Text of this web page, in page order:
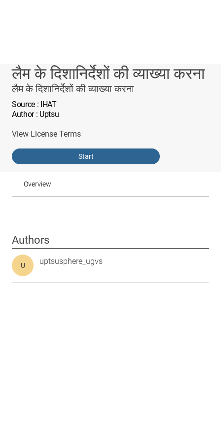
लैम के दिशानिर्देशों की व्याख्या करना
लैम के दिशानिर्देशों की व्याख्या करना
Source : IHAT
Author: Uptsu
View License Terms
Start
Overview
Authors
U uptsusphere_ugvs